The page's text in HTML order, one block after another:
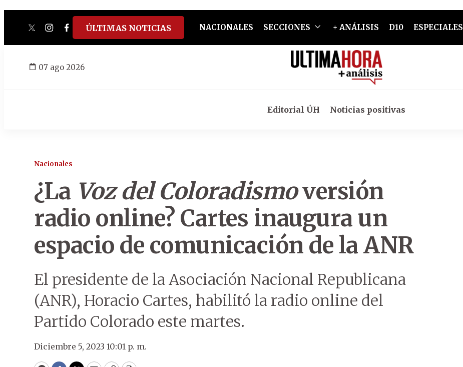
twitterinstagram
facebook
tiktokyoutube
spotify
ÚLTIMAS NOTICIAS NACIONALES SECCIONES + ANÁLISIS D10 ESPECIALES
07 ago 2026
Editorial ÚH Noticias positivas
Nacionales
¿La Voz del Coloradismoversión
radio online? Cartes inaugura un
espacio de comunicación de la ANR
El presidente de la Asociación Nacional Republicana
(ANR), Horacio Cartes, habilitó la radio online del
Partido Colorado este martes.
Diciembre 5, 2023 10:01 p. m.